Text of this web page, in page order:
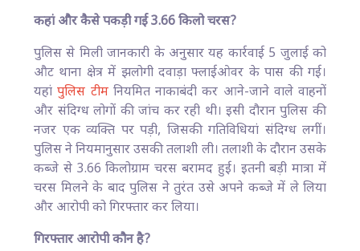
कहां और कैसे पकड़ी गई 3.66 किलो चरस?
पुलिस से मिली जानकारी के अनुसार यह कार्रवाई 5 जुलाई को
औट थाना क्षेत्र में झलोगी दवाड़ा फ्लाईओवर के पास की गई।
यहांपुलिस टीम नियमित नाकाबंदी कर आने-जाने वाले वाहनों
और संदिग्ध लोगों की जांच कर रही थी। इसी दौरान पुलिस की
नजर एक व्यक्ति पर पड़ी, जिसकी गतिविधियां संदिग्ध लगीं।
पुलिस ने नियमानुसार उसकी तलाशी ली। तलाशी के दौरान उसके
कब्जे से 3.66 किलोग्राम चरस बरामद हुई। इतनी बड़ी मात्रा में
चरस मिलने के बाद पुलिस ने तुरंत उसे अपने कब्जे में ले लिया
और आरोपी को गिरफ्तार कर लिया।
गिरफ्तार आरोपी कौन है?